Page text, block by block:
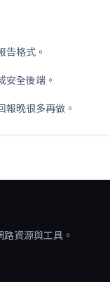
告格式。
安全後端。
報晚很多再做。
資源與工具。